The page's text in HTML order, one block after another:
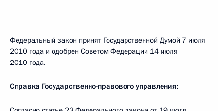
Федеральный закон принят Государственной Думой 7 июля
2010 года и одобрен Советом Федерации 14 июля
2010 года.
Справка Государственно-правового управления: